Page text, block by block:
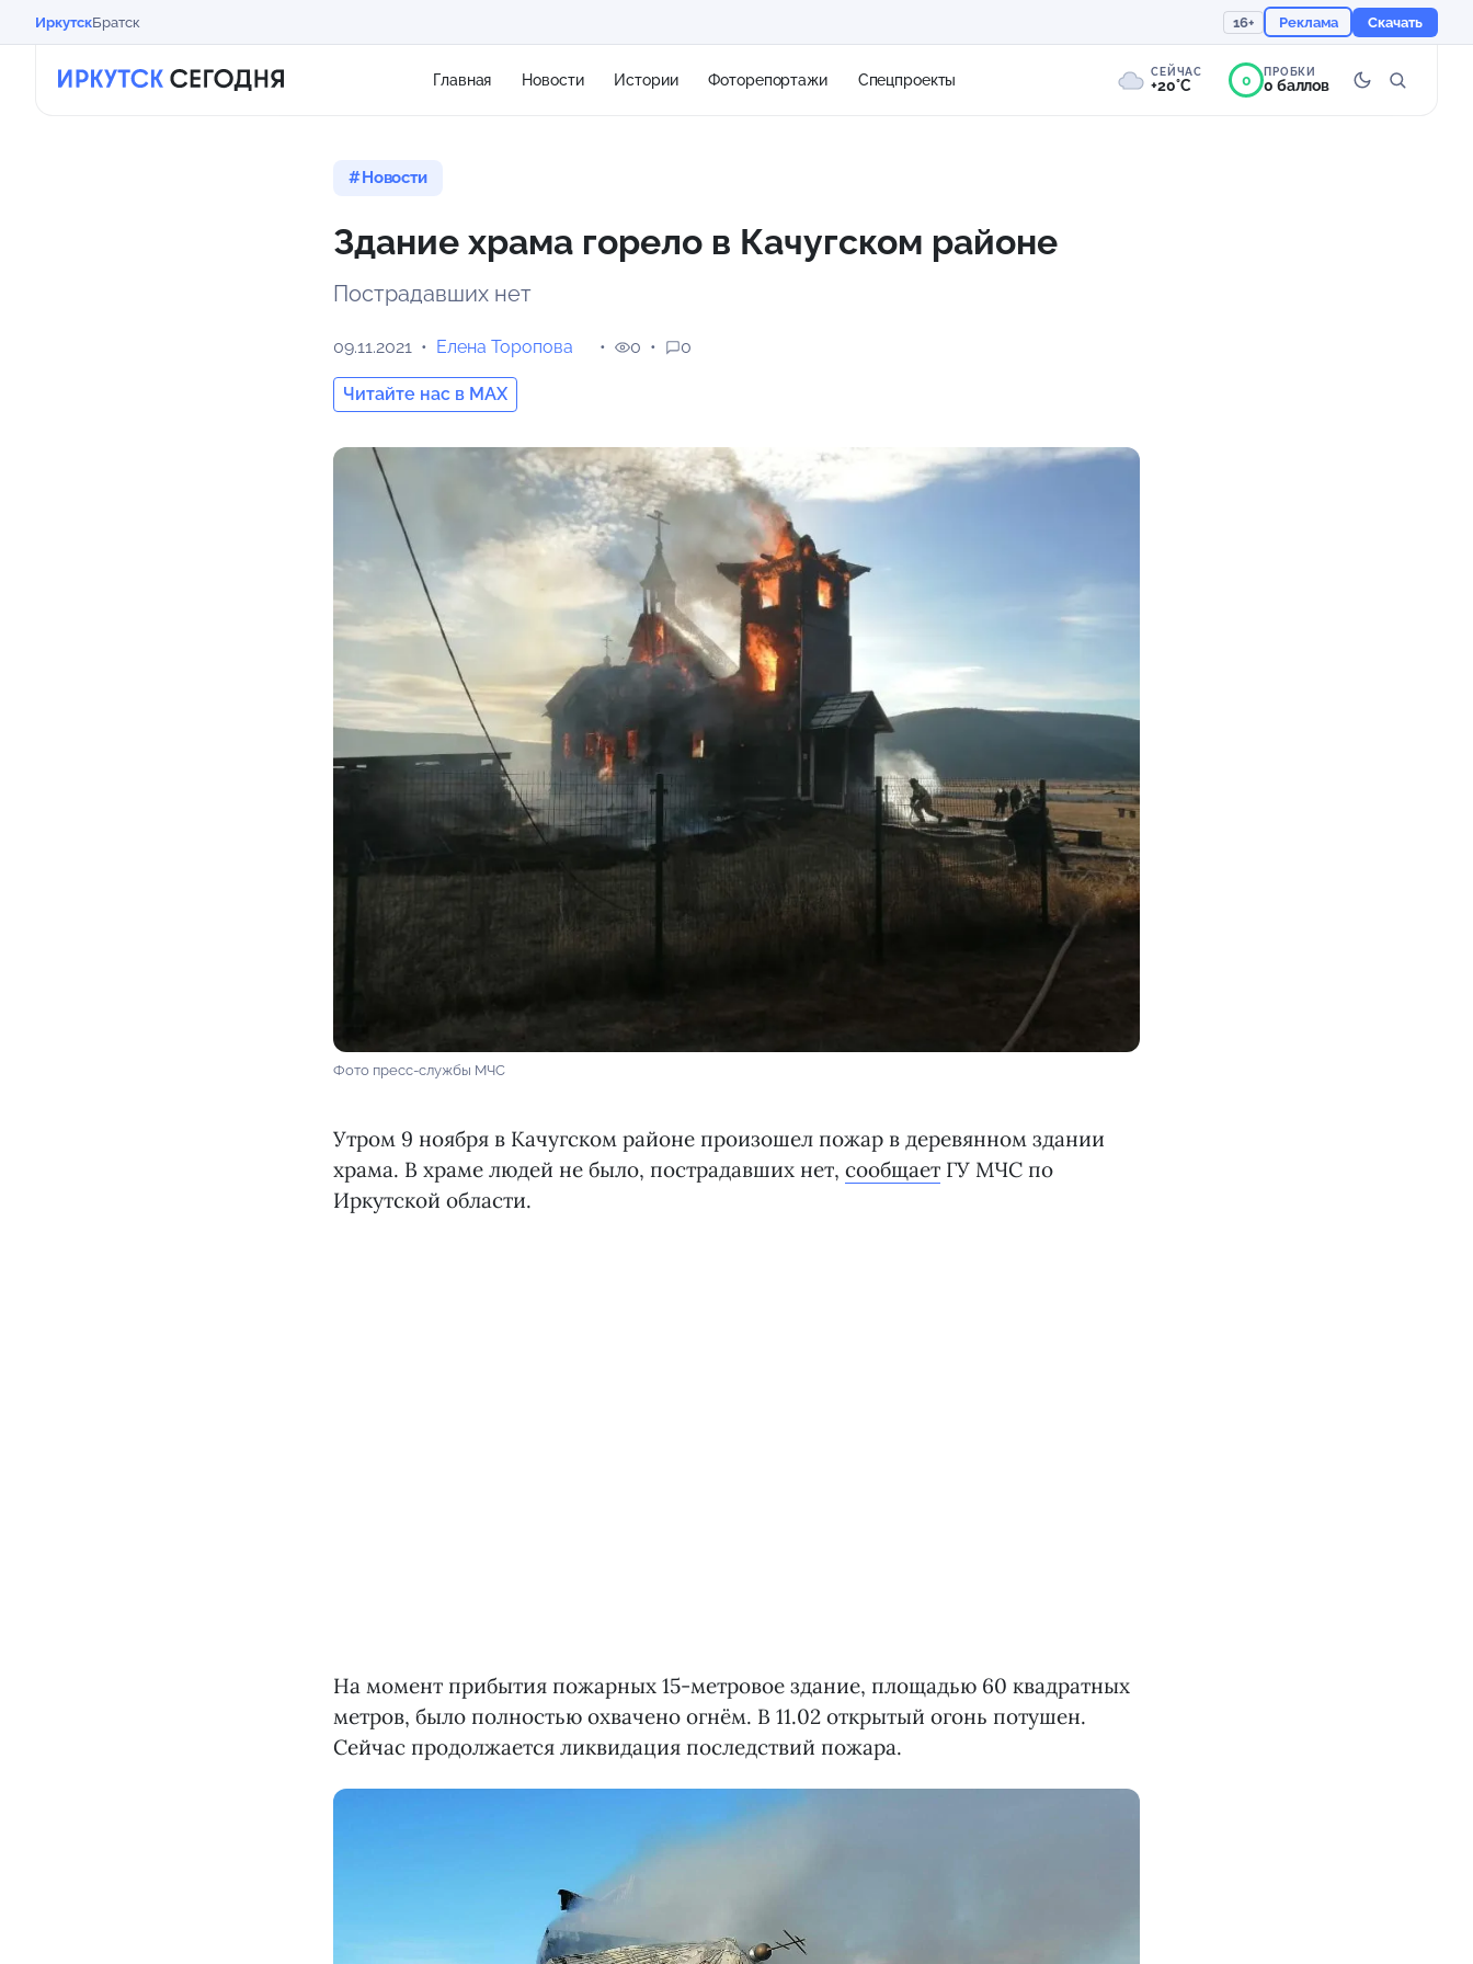
ИркутскБратск 16+ Реклама Скачать
Главная Новости Истории Фоторепортажи Спецпроекты СЕЙЧАС
+20°C
+20°
0 ПРОБКИ
0 баллов
Новости
Здание храма горело в Качугском районе
Пострадавших нет
09.11.2021 Елена Торопова
Читайте нас в MAX
0 0
Фото пресс-службы МЧС
Утром 9 ноября в Качугском районе произошел пожар в деревянном здании
храма. В храме людей не было, пострадавших нет, сообщает ГУ МЧС по
Иркутской области.
На момент прибытия пожарных 15-метровое здание, площадью 60 квадратных
метров, было полностью охвачено огнём. В 11.02 открытый огонь потушен.
Сейчас продолжается ликвидация последствий пожара.